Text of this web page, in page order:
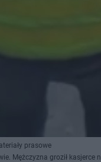
prasowe
Mężczyzna groził kasjerce